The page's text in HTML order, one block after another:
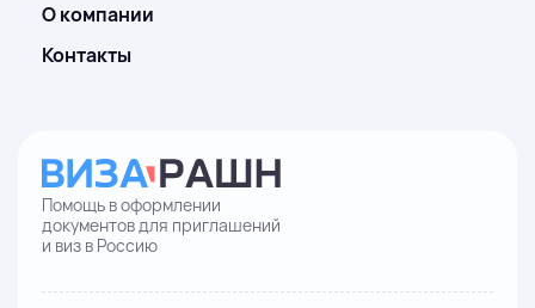
О компании
Контакты
Помощь в оформлении
документов для приглашений
и виз в Россию